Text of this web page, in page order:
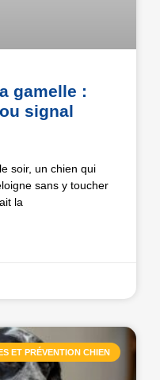
gamelle :
signal
soir, un chien qui
sans y toucher
la
ET PRÉVENTION CHIEN